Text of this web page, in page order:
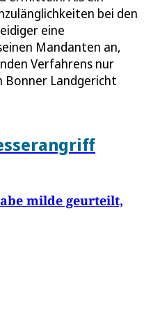
bei den
eine
Mandanten an,
Verfahrens nur
Bonner Landgericht
milde geurteilt,